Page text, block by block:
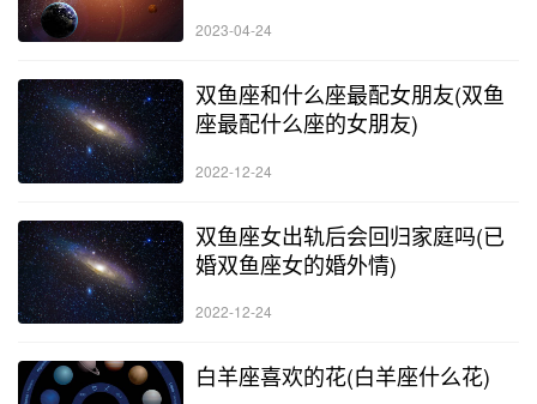
2023-04-24
双鱼座和什么座最配女朋友(双鱼
座最配什么座的女朋友)
2022-12-24
双鱼座女出轨后会回归家庭吗(已
婚双鱼座女的婚外情)
2022-12-24
白羊座喜欢的花(白羊座什么花)